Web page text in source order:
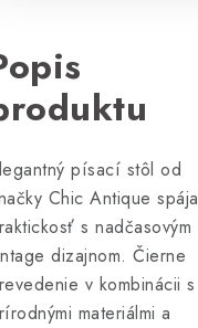
písací stôl od
Chic Antique spája
s nadčasovým
dizajnom. Čierne
v kombinácii s
materiálmi a